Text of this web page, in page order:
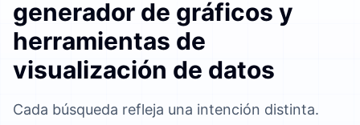
generador de gráficos y
herramientas de
visualización de datos
Cada búsqueda refleja una intención distinta.